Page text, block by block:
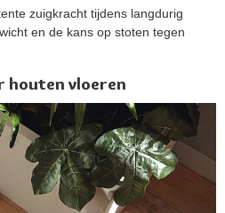
zuigkracht tijdens langdurig
en de kans op stoten tegen
houten vloeren